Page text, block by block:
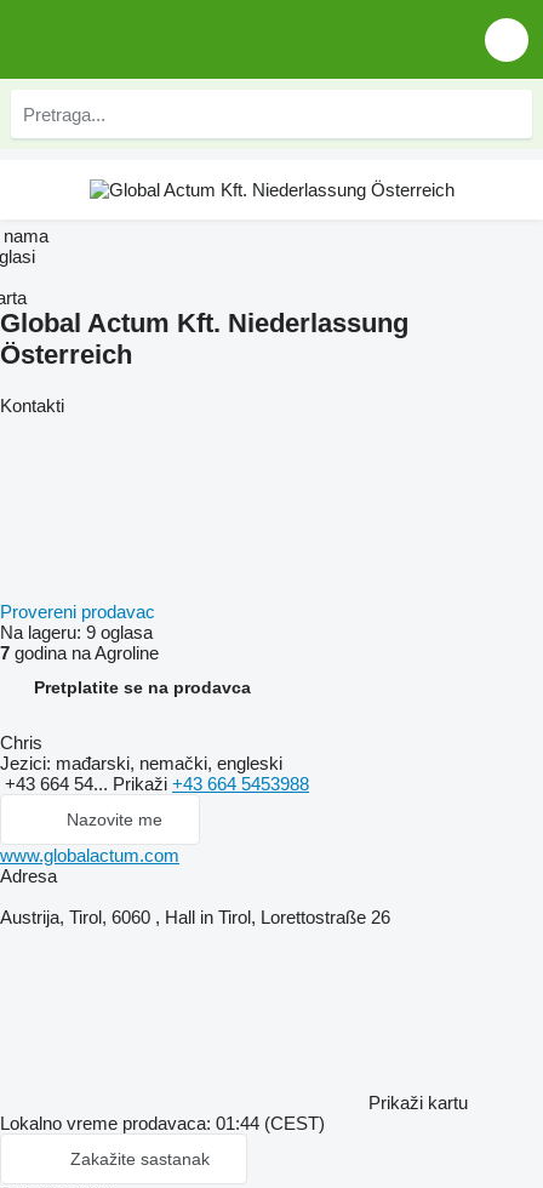
Global Actum Kft. Niederlassung
Österreich
Kontakti
Provereni prodavac
Na lageru: 9 oglasa
7 godina na Agroline
Pretplatite se na prodavca
Chris
Jezici: mađarski, nemački, engleski
+43 664 54... Prikaži +43 664 5453988
Nazovite me
www.globalactum.com
Adresa
Austrija, Tirol, 6060 , Hall in Tirol, Lorettostraße 26
Prikaži kartu
Lokalno vreme prodavaca: 01:44 (CEST)
Zakažite sastanak